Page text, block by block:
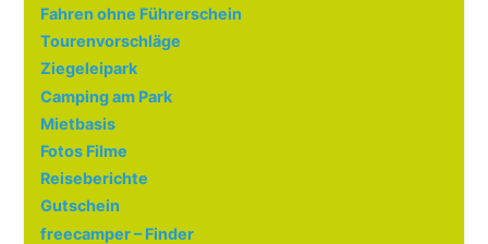
Fahren ohne Führerschein
Tourenvorschläge
Ziegeleipark
Camping am Park
Mietbasis
Fotos Filme
Reiseberichte
Gutschein
freecamper – Finder